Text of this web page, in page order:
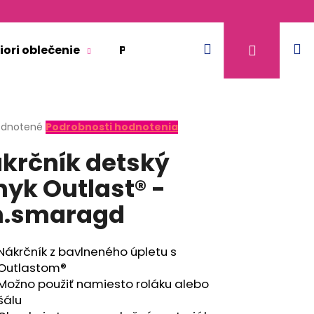
oblečenie Pre dospelých Doplnkový
Hľadať
Podrobnosti hodnotenia
detský
Outlast® -
z bavlneného úpletu s
použiť namiesto roláku alebo
TENKÉ VÝSTRIH U